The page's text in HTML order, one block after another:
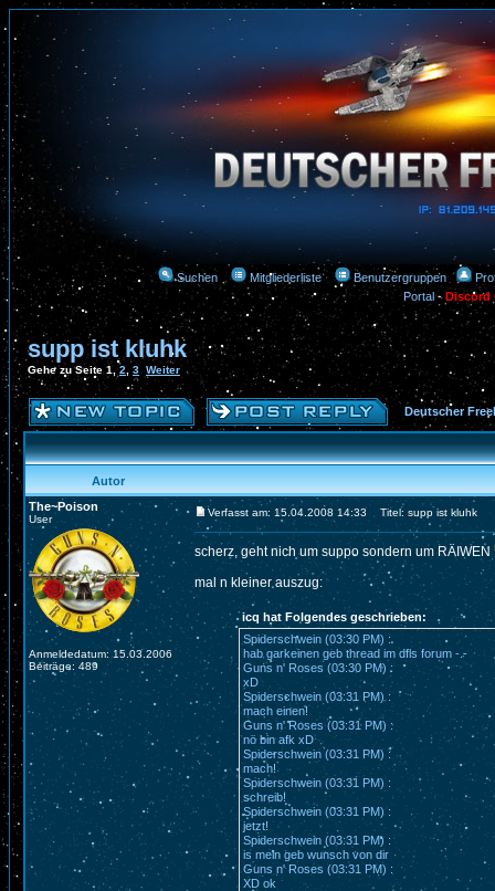
Suchen Mitgliederliste Benutzergruppen
Portal-Discord
supp ist kluhk
Gehe zu Seite 1 ,2 3 Weiter
Deutscher
Autor
The~Poison
User
Anmeldedatum: 15.03.2006
Beiträge: 489
Verfasst am: 15.04.2008 14:33 Titel: supp ist kluhk
scherz, geht nich um suppo sondern um RÄIWEN
mal n kleiner auszug:
icq hat Folgendes geschrieben:
Spiderschwein (03:30 PM) :
hab garkeinen geb thread im dfls forum -.-
Guns n' Roses (03:30 PM) :
xD
Spiderschwein (03:31 PM) :
mach einen!
Guns n' Roses (03:31 PM) :
nö bin afk xD
Spiderschwein (03:31 PM) :
mach!
Spiderschwein (03:31 PM) :
schreib!
Spiderschwein (03:31 PM) :
jetzt!
Spiderschwein (03:31 PM) :
is mein geb wunsch von dir
Guns n' Roses (03:31 PM) :
XD ok